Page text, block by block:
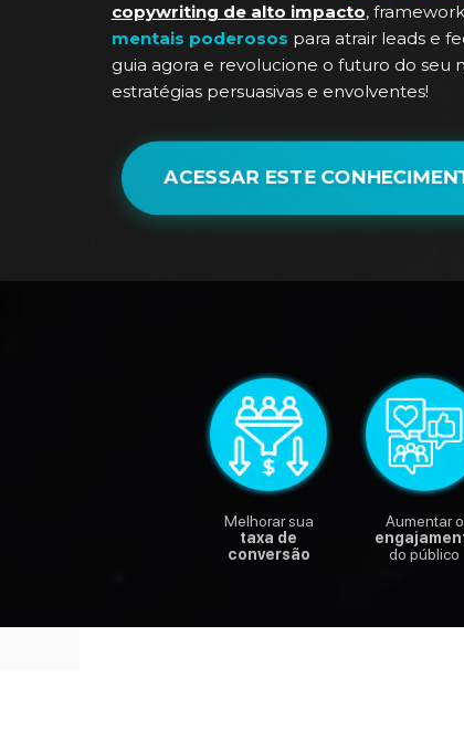
copywriting de alto impacto,
mentais poderosos para atrair leads e
guia agora e revolucione o futuro do seu
estratégias persuasivas e envolventes!
ACESSAR ESTE
Aumentar o
do público
Melhorar sua
taxa de
conversão